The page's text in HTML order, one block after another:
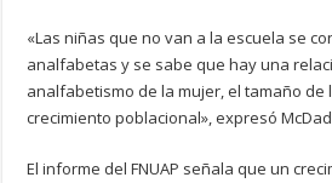
«Las niñas que no van a la escuela se
analfabetas y se sabe que hay una
analfabetismo de la mujer, el tamaño de
crecimiento poblacional», expresó
El informe del FNUAP señala que un